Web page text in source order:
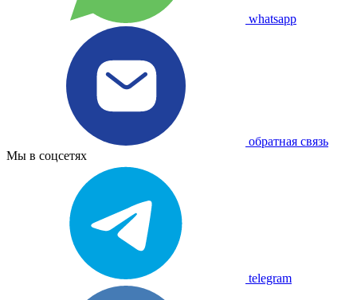
whatsapp
обратная связь
Мы в соцсетях
telegram